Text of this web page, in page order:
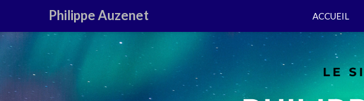
Philippe Auzenet ACCUEIL